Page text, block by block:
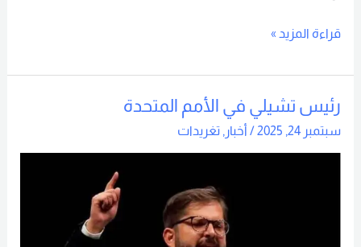
قراءة المزيد »
رئيس تشيلي في الأمم المتحدة
سبتمبر 24, 2025 / أخبار , تغريدات
رئيس
تشيلي